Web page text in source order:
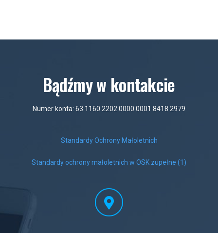
Bądźmy w kontakcie
Numer konta: 63 1160 2202 0000 0001 8418 2979
Standardy Ochrony Małoletnich
Standardy ochrony małoletnich w OSK zupełne (1)